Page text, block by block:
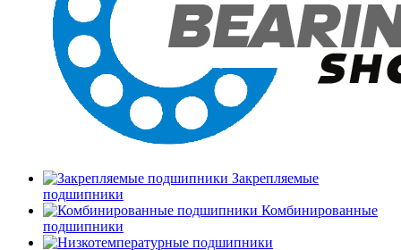
Закрепляемые
подшипники
Комбинированные
подшипники